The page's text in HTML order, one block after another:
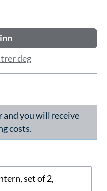
deg
and you will receive
costs.
set of 2,